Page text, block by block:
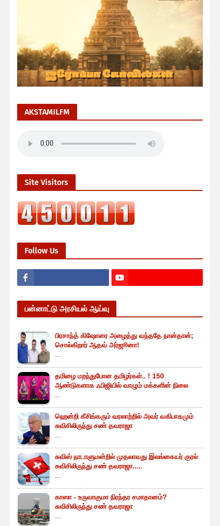
AKSTAMILFM
Site Visitors
Follow Us
பன்னாட்டு அரசியல் ஆய்வு
பிரசாந்த் கிஷோரை அழைத்து வந்ததே நான்தான்;
சொல்கிறார் ஆதவ் அர்ஜூனா!
தமிழை மறந்துபோன தமிழர்கள்.. ! 150
ஆண்டுகளாக ஃபிஜியில் வாழும் மக்களின் நிலை
ஹென்றி கீசிங்கரும் வரலாற்றில் அவர் வகிபாகமும்
சுவிசிலிருந்து சண் தவராஜா
சுவிஸ் நாடாளுமன்றில் முதலாவது இலங்கையர் குரல்
சுவிசிலிருந்து சண் தவராஜா.....
காஸா - உருவாகுமா நிரந்தர சமாதானம்?
சுவிசிலிருந்து சண் தவராஜா